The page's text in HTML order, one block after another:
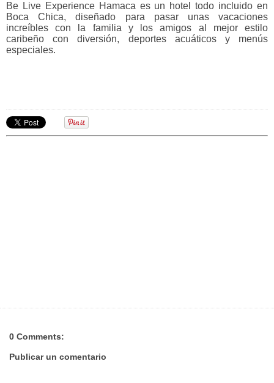
Be Live Experience Hamaca es un hotel todo incluido en
Boca Chica, diseñado para pasar unas vacaciones
increíbles con la familia y los amigos al mejor estilo
caribeño con diversión, deportes acuáticos y menús
especiales.
0 Comments:
Publicar un comentario